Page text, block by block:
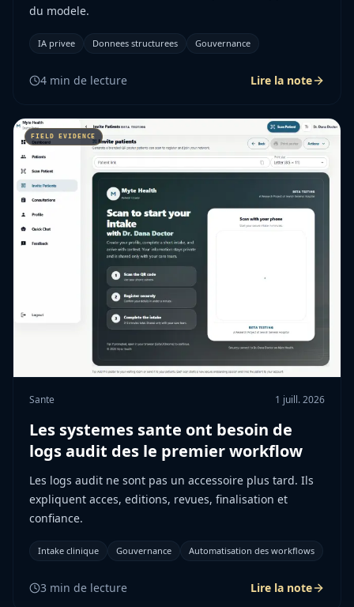
du modele.
IA privee Donnees structurees Gouvernance
4 min de lecture Lire la note
Sante 1 juill. 2026
Les systemes sante ont besoin de
logs audit des le premier workflow
Les logs audit ne sont pas un accessoire plus tard. Ils
expliquent acces, editions, revues, finalisation et
confiance.
Intake clinique Gouvernance Automatisation des workflows
3 min de lecture Lire la note